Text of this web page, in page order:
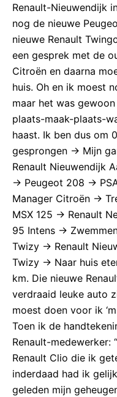
Renault-Nieuwendijk
nog de nieuwe
nieuwe Renault
een gesprek met de
Citroën en daarna
huis. Oh en ik moest
maar het was
plaats-maak-plaats-
haast. Ik ben dus om
gesprongen -> Mijn
Renault Nieuwendijk
-> Peugeot 208 ->
Manager Citroën ->
MSX 125 -> Renault
95 Intens ->
Twizy -> Renault
Twizy -> Naar huis
km. Die nieuwe
verdraaid leuke auto
moest doen voor ik
Toen ik de
Renault-medewerker:
Renault Clio die ik
inderdaad had ik
geleden mijn